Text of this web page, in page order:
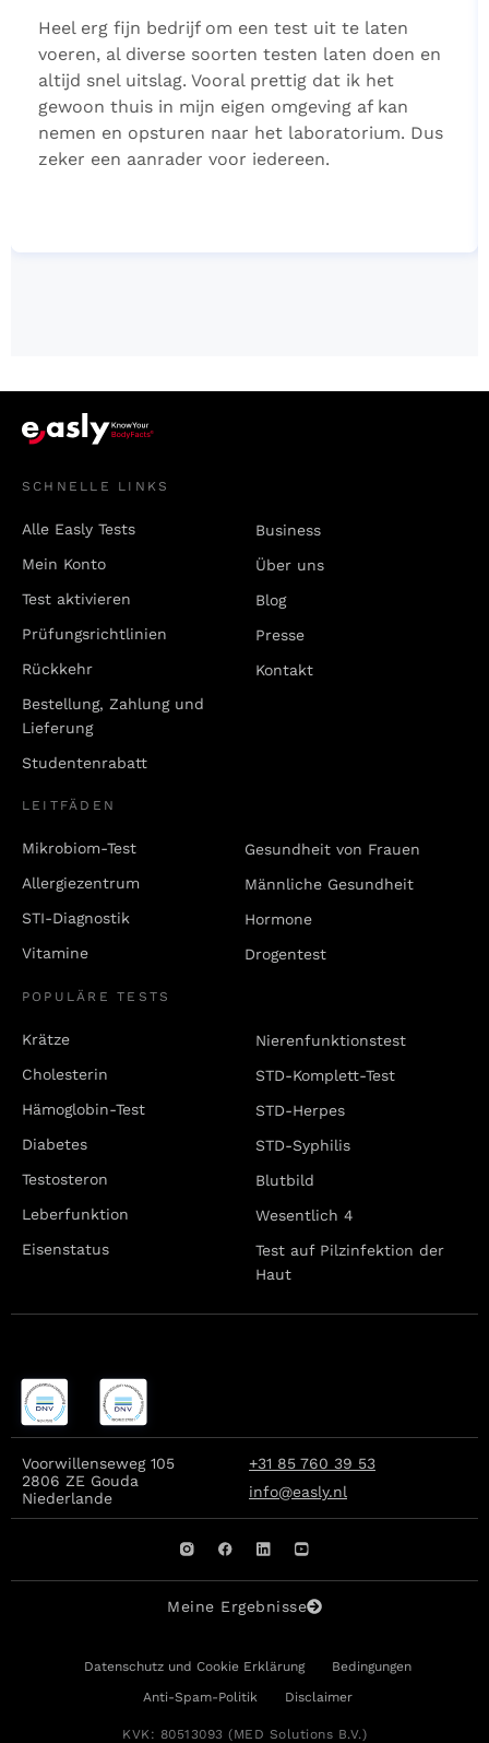
Heel erg fijn bedrijf om een test uit te laten
voeren, al diverse soorten testen laten doen en
altijd snel uitslag. Vooral prettig dat ik het
gewoon thuis in mijn eigen omgeving af kan
nemen en opsturen naar het laboratorium. Dus
zeker een aanrader voor iedereen.
SCHNELLE LINKS
Alle Easly Tests
Mein Konto
Test aktivieren
Prüfungsrichtlinien
Rückkehr
Bestellung, Zahlung und
Lieferung
Studentenrabatt
Business
Über uns
Blog
Presse
Kontakt
LEITFÄDEN
Mikrobiom-Test
Allergiezentrum
STI-Diagnostik
Vitamine
Gesundheit von Frauen
Männliche Gesundheit
Hormone
Drogentest
POPULÄRE TESTS
Krätze
Cholesterin
Hämoglobin-Test
Diabetes
Testosteron
Leberfunktion
Eisenstatus
Nierenfunktionstest
STD-Komplett-Test
STD-Herpes
STD-Syphilis
Blutbild
Wesentlich 4
Test auf Pilzinfektion der
Haut
Voorwillenseweg 105
2806 ZE Gouda
Niederlande
+31 85 760 39 53
info@easly.nl
Meine Ergebnisse
Datenschutz und Cookie Erklärung
Bedingungen
Anti-Spam-Politik
Disclaimer
KVK: 80513093 (MED Solutions B.V.)